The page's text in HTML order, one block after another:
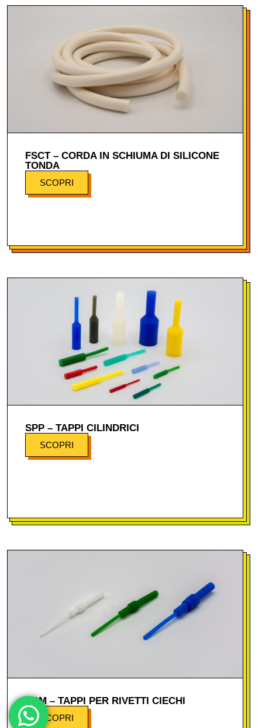
FSCT – CORDA IN SCHIUMA DI SILICONE
TONDA
SCOPRI
SPP – TAPPI CILINDRICI
SCOPRI
SBM – TAPPI PER RIVETTI CIECHI
SCOPRI